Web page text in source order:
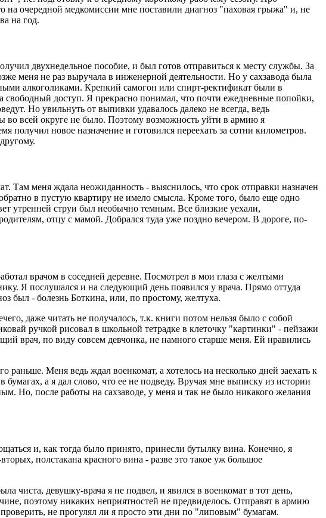
на очередной медкомиссии мне поставили диагноз "паховая грыжа" и, не
на год.
двухнедельное пособие, и был готов отправиться к месту службы. За
меня не раз выручала в инженерной деятельности. Но у сахзавода была
алкоголиками. Крепкий самогон или спирт-ректификат были в
свободный доступ. Я прекрасно понимал, что почти ежедневные попойки,
Но увильнуть от выпивки удавалось далеко не всегда, ведь
во всей округе не было. Поэтому возможность уйти в армию я
новое назначение и готовился переехать за сотни километров.
Там меня ждала неожиданность - выяснилось, что срок отправки назначен
в пустую квартиру не имело смысла. Кроме того, было еще одно
утренней струи был необычно темным. Все близкие уехали,
отцу с мамой. Добрался туда уже поздно вечером. В дороге, по-
врачом в соседней деревне. Посмотрел в мои глаза с желтыми
Я послушался и на следующий день появился у врача. Прямо оттуда
был - болезнь Боткина, или, по простому, желтуха.
даже читать не получалось, т.к. книги потом нельзя было с собой
ручкой рисовал в школьной тетрадке в клеточку "картинки" - пейзажи
врач, по виду совсем девчонка, не намного старше меня. Ей нравились
Меня ведь ждал военкомат, а хотелось на несколько дней заехать к
а я дал слово, что ее не подведу. Вручая мне выписку из истории
Но, после работы на сахзаводе, у меня и так не было никакого желания
и, как тогда было принято, принесли бутылку вина. Конечно, я
полстакана красного вина - разве это такое уж большое
чиста, девушку-врача я не подвел, и явился в военкомат в тот день,
поэтому никаких неприятностей не предвиделось. Отправят в армию
не прогулял ли я просто эти дни по "липовым" бумагам.